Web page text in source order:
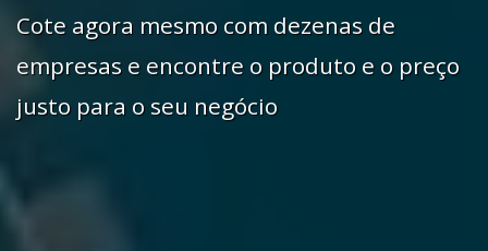
Cote agora mesmo com dezenas de
empresas e encontre o produto e o preço
justo para o seu negócio